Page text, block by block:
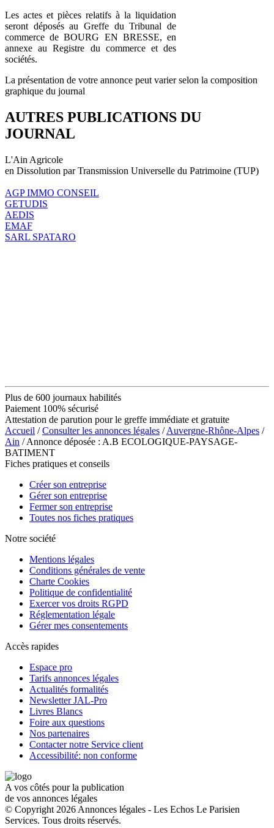
Les actes et pièces relatifs à la liquidation
seront déposés au Greffe du Tribunal de
commerce de BOURG EN BRESSE, en
annexe au Registre du commerce et des
sociétés.
La présentation de votre annonce peut varier selon la composition
graphique du journal
AUTRES PUBLICATIONS DU
JOURNAL
L'Ain Agricole
en Dissolution par Transmission Universelle du Patrimoine (TUP)
AGP IMMO CONSEIL
GETUDIS
AEDIS
EMAF
SARL SPATARO
Plus de 600 journaux habilités
Paiement 100% sécurisé
Attestation de parution pour le greffe immédiate et gratuite
Accueil /Consulter les annonces légales /Auvergne-Rhône-Alpes /
Ain / Annonce déposée : A.B ECOLOGIQUE-PAYSAGE-
BATIMENT
Fiches pratiques et conseils
Créer son entreprise
Gérer son entreprise
Fermer son entreprise
Toutes nos fiches pratiques
Notre société
Mentions légales
Conditions générales de vente
Charte Cookies
Politique de confidentialité
Exercer vos droits RGPD
Réglementation légale
Gérer mes consentements
Accès rapides
Espace pro
Tarifs annonces légales
Actualités formalités
Newsletter JAL-Pro
Livres Blancs
Foire aux questions
Nos partenaires
Contacter notre Service client
Accessibilité: non conforme
A vos côtés pour la publication
de vos annonces légales
© Copyright 2026 Annonces légales - Les Echos Le Parisien
Services. Tous droits réservés.